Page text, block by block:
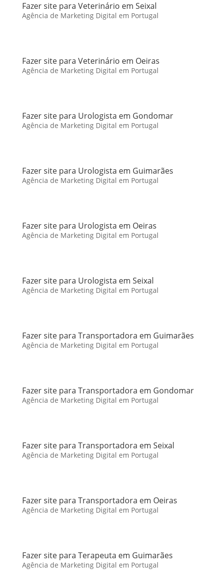
Fazer site para Veterinário em Seixal
Agência de Marketing Digital em Portugal
Fazer site para Veterinário em Oeiras
Agência de Marketing Digital em Portugal
Fazer site para Urologista em Gondomar
Agência de Marketing Digital em Portugal
Fazer site para Urologista em Guimarães
Agência de Marketing Digital em Portugal
Fazer site para Urologista em Oeiras
Agência de Marketing Digital em Portugal
Fazer site para Urologista em Seixal
Agência de Marketing Digital em Portugal
Fazer site para Transportadora em Guimarães
Agência de Marketing Digital em Portugal
Fazer site para Transportadora em Gondomar
Agência de Marketing Digital em Portugal
Fazer site para Transportadora em Seixal
Agência de Marketing Digital em Portugal
Fazer site para Transportadora em Oeiras
Agência de Marketing Digital em Portugal
Fazer site para Terapeuta em Guimarães
Agência de Marketing Digital em Portugal